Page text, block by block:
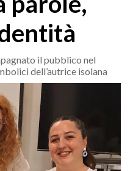
il pubblico nel
dell’autrice isolana